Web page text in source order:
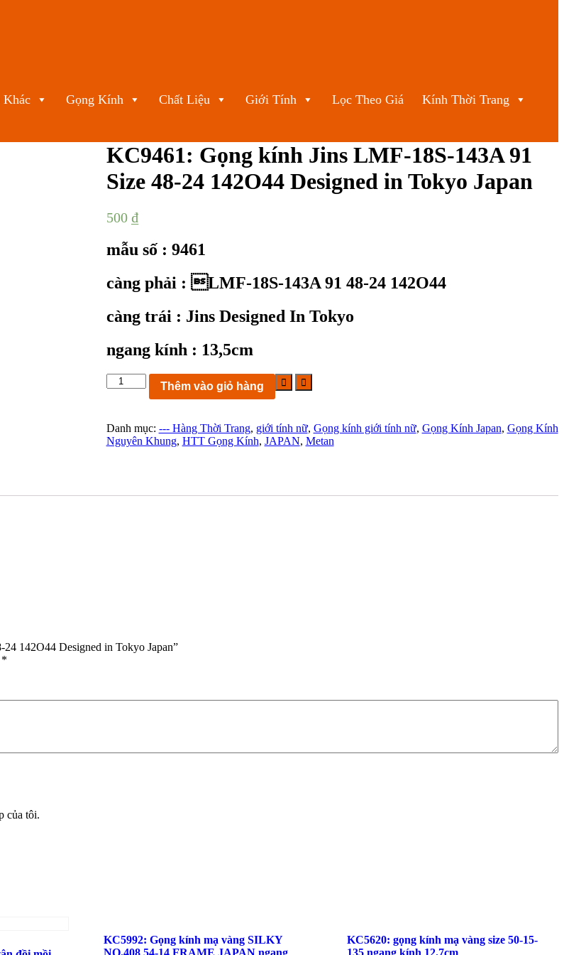
Khác Gọng Kính Chất Liệu Giới Tính Lọc Theo Giá
Kính Thời Trang
KC9461: Gọng kính Jins LMF-18S-143A 91
Size 48-24 142O44 Designed in Tokyo Japan
500 ₫
mẫu số : 9461
càng phải : LMF-18S-143A 91 48-24 142O44
càng trái : Jins Designed In Tokyo
ngang kính : 13,5cm
KC9461:
Gọng
LMF-
18S-
48-
Thêm vào giỏ hàng
Danh mục: --- Hàng Thời Trang, giới tính nữ, Gọng kính giới tính nữ, Gọng Kính Japan, Gọng Kính
Nguyên Khung, HTT Gọng Kính, JAPAN, Metan
142O44 Designed in Tokyo Japan”
*
của tôi.
KC5992: Gọng kính mạ vàng SILKY
KC5620: gọng kính mạ vàng size 50-15-